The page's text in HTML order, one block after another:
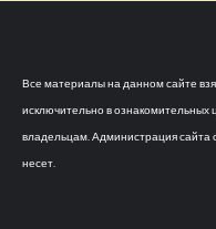
Все материалы на данном сайте
исключительно в
владельцам. Администрация сайта
несет.